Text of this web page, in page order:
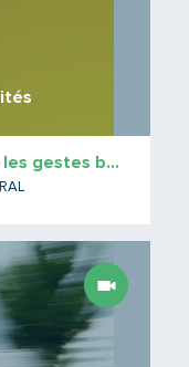
Une campagne pour rappeler les gestes barrières